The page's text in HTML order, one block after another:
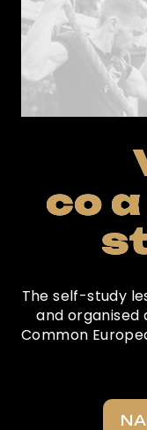
co
The self-study
and
Common